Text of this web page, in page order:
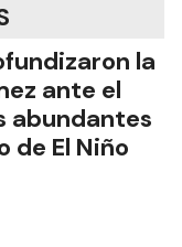
la
ante el
abundantes
de El Niño